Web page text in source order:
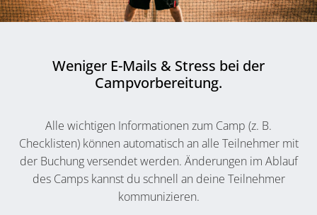
Weniger E-Mails & Stress bei der
Campvorbereitung.
Alle wichtigen Informationen zum Camp (z. B.
Checklisten) können automatisch an alle Teilnehmer mit
der Buchung versendet werden. Änderungen im Ablauf
des Camps kannst du schnell an deine Teilnehmer
kommunizieren.